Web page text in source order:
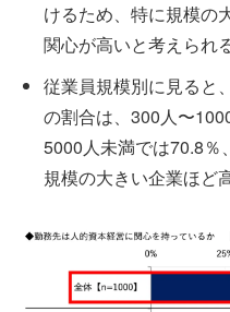
けるため、特に規模の
関心が高いと考えられ
従業員規模別に見ると
の割合は、300人〜
5000人未満では70.8％
規模の大きい企業ほど